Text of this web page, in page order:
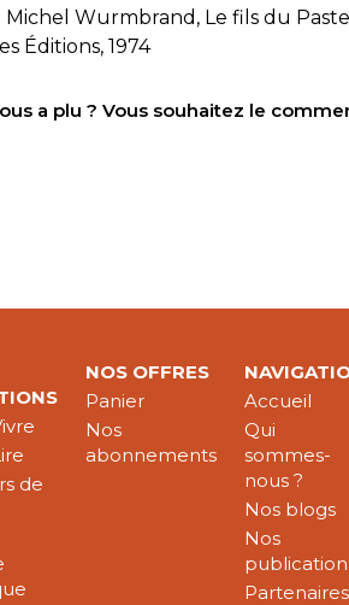
Michel Wurmbrand, Le fils du
Éditions, 1974
a plu ? Vous souhaitez le
de
NOS OFFRES
Panier
Nos
abonnements
Accueil
Qui
sommes-
nous ?
Nos blogs
Nos
Partenaires